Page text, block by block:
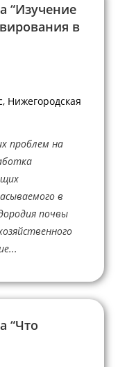
“Изучение
в
Нижегородская
проблем на
в
почвы
“Что